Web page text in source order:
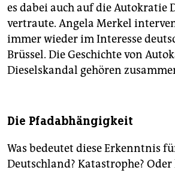
es dabei auch auf die Autokratie
vertraute. Angela Merkel
immer wieder im Interesse
Brüssel. Die Geschichte von
Dieselskandal gehören
Die Pfadabhängigkeit
Was bedeutet diese Erkenntnis
Deutschland? Katastrophe? Oder